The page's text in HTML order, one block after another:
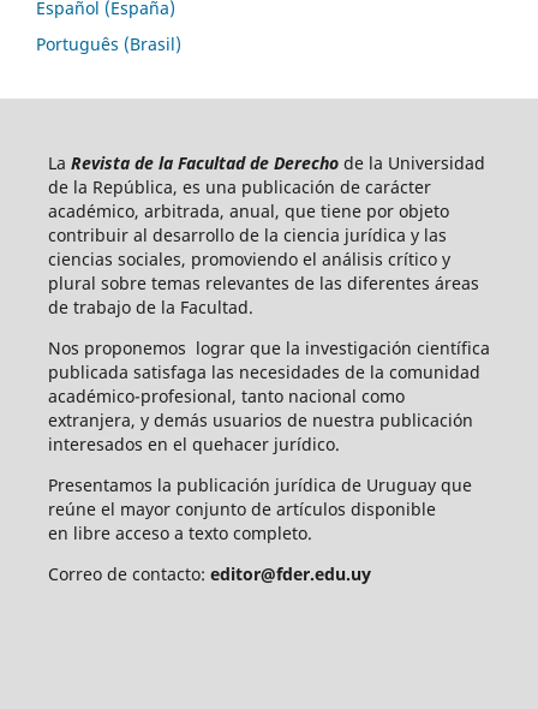
Español (España)
Português (Brasil)
La Revista de la Facultad de Derecho de la Universidad
de la República, es una publicación de carácter
académico, arbitrada, anual, que tiene por objeto
contribuir al desarrollo de la ciencia jurídica y las
ciencias sociales, promoviendo el análisis crítico y
plural sobre temas relevantes de las diferentes áreas
de trabajo de la Facultad.
Nos proponemos lograr que la investigación científica
publicada satisfaga las necesidades de la comunidad
académico-profesional, tanto nacional como
extranjera, y demás usuarios de nuestra publicación
interesados en el quehacer jurídico.
Presentamos la publicación jurídica de Uruguay que
reúne el mayor conjunto de artículos disponible
en libre acceso a texto completo.
Correo de contacto: editor@fder.edu.uy